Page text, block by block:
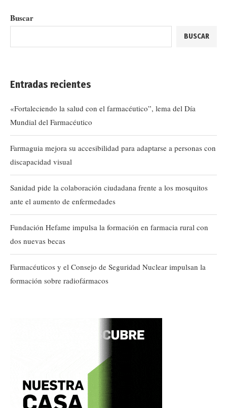
Buscar
BUSCAR
Entradas recientes
«Fortaleciendo la salud con el farmacéutico”, lema del Día
Mundial del Farmacéutico
Farmaguia mejora su accesibilidad para adaptarse a personas con
discapacidad visual
Sanidad pide la colaboración ciudadana frente a los mosquitos
ante el aumento de enfermedades
Fundación Hefame impulsa la formación en farmacia rural con
dos nuevas becas
Farmacéuticos y el Consejo de Seguridad Nuclear impulsan la
formación sobre radiofármacos